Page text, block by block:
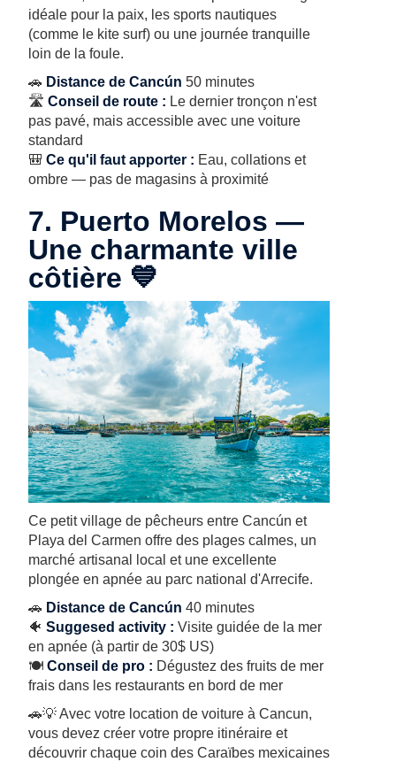
idéale pour la paix, les sports nautiques
(comme le kite surf) ou une journée tranquille
loin de la foule.
🚗 Distance de Cancún 50 minutes
🛣️Conseil de route : Le dernier tronçon n'est
pas pavé, mais accessible avec une voiture
standard
🎒Ce qu'il faut apporter : Eau, collations et
ombre — pas de magasins à proximité
7. Puerto Morelos —
Une charmante ville
côtière 💙
Ce petit village de pêcheurs entre Cancún et
Playa del Carmen offre des plages calmes, un
marché artisanal local et une excellente
plongée en apnée au parc national d'Arrecife.
🚗 Distance de Cancún 40 minutes
🐠Suggesed activity : Visite guidée de la mer
en apnée (à partir de 30$ US)
🍽️Conseil de pro : Dégustez des fruits de mer
frais dans les restaurants en bord de mer
🚗💡 Avec votre location de voiture à Cancun,
vous devez créer votre propre itinéraire et
découvrir chaque coin des Caraïbes mexicaines